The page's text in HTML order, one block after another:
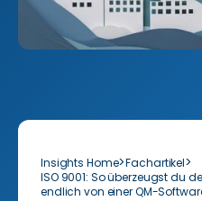
Insights Home>Fachartikel>
ISO 9001: So überzeugst du
endlich von einer QM-